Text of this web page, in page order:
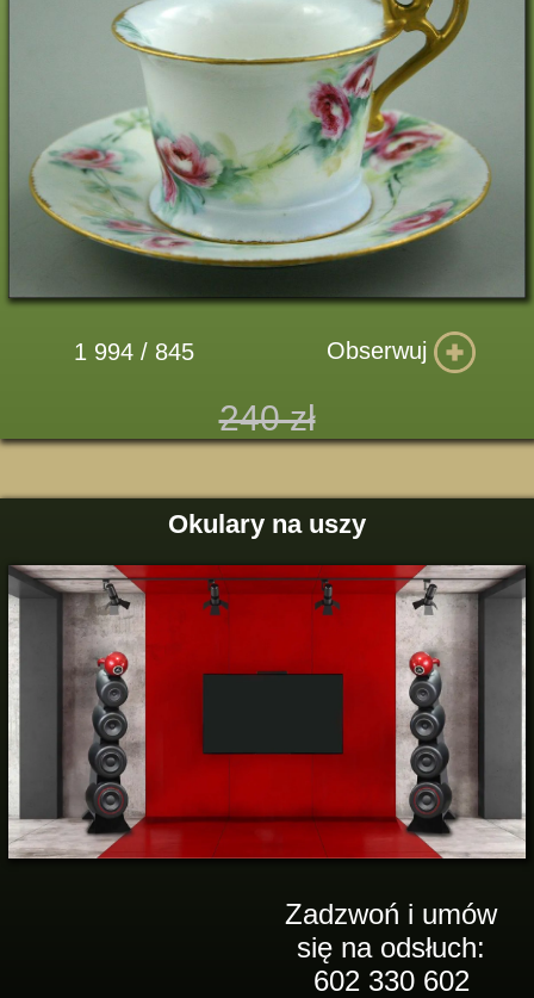
1 994 / 845 Obserwuj
240 zł
Okulary na uszy
Zadzwoń i umów
się na odsłuch:
602 330 602